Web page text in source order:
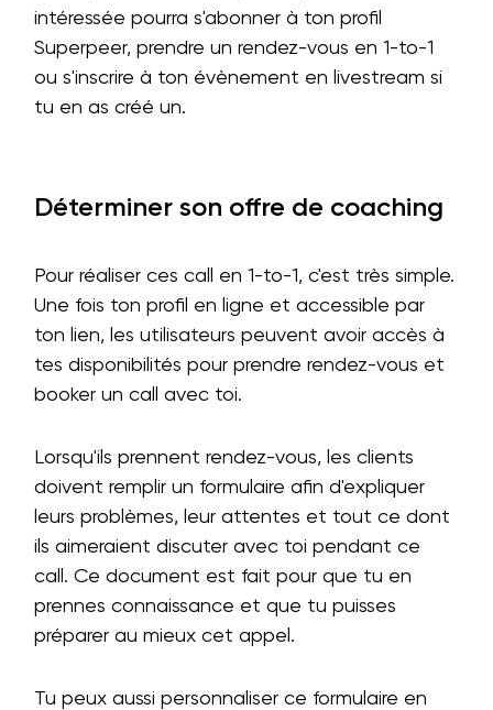
intéressée pourra s'abonner à ton profil
Superpeer, prendre un rendez-vous en 1-to-1
ou s'inscrire à ton évènement en livestream si
tu en as créé un.
Déterminer son offre de coaching
Pour réaliser ces call en 1-to-1, c'est très simple.
Une fois ton profil en ligne et accessible par
ton lien, les utilisateurs peuvent avoir accès à
tes disponibilités pour prendre rendez-vous et
booker un call avec toi.
Lorsqu'ils prennent rendez-vous, les clients
doivent remplir un formulaire afin d'expliquer
leurs problèmes, leur attentes et tout ce dont
ils aimeraient discuter avec toi pendant ce
call. Ce document est fait pour que tu en
prennes connaissance et que tu puisses
préparer au mieux cet appel.
Tu peux aussi personnaliser ce formulaire en